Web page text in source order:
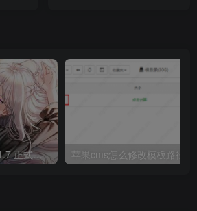
LNMP一键安装包 V1.7 正式版发布 苹果cms怎么修改模板路径